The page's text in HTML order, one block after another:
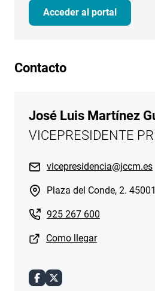
Acceder al portal
Contacto
José Luis Martínez
VICEPRESIDENTE
vicepresidencia@jccm.es
Plaza del Conde, 2.
925 267 600
Como llegar